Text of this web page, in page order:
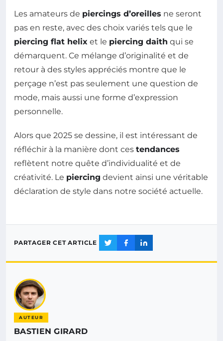
Les amateurs de piercings d’oreilles ne seront
pas en reste, avec des choix variés tels que le
piercing flat helix et le piercing daith qui se
démarquent. Ce mélange d’originalité et de
retour à des styles appréciés montre que le
perçage n’est pas seulement une question de
mode, mais aussi une forme d’expression
personnelle.
Alors que 2025 se dessine, il est intéressant de
réfléchir à la manière dont ces tendances
reflètent notre quête d’individualité et de
créativité. Le piercing devient ainsi une véritable
déclaration de style dans notre société actuelle.
PARTAGER CET ARTICLE
AUTEUR
BASTIEN GIRARD